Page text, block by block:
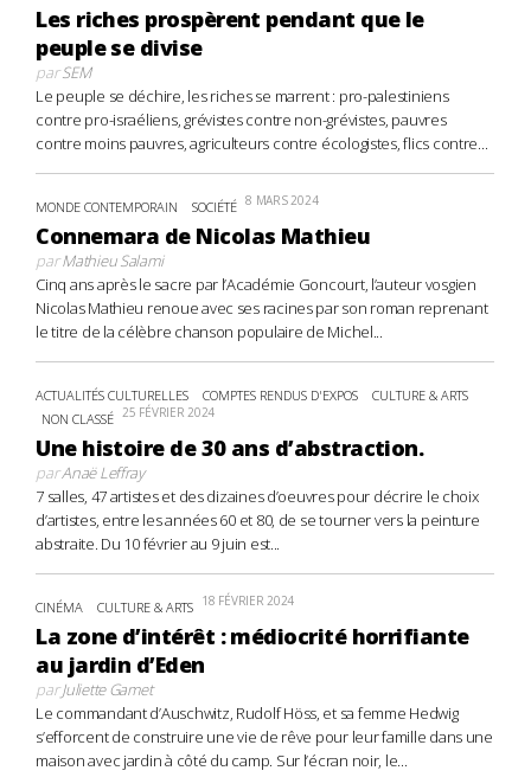
Les riches prospèrent pendant que le
peuple se divise
parSEM
Le peuple se déchire, les riches se marrent : pro-palestiniens
contre pro-israéliens, grévistes contre non-grévistes, pauvres
contre moins pauvres, agriculteurs contre écologistes, flics contre...
MONDE CONTEMPORAIN SOCIÉTÉ 8 MARS 2024
Connemara de Nicolas Mathieu
parMathieu Salami
Cinq ans après le sacre par l’Académie Goncourt, l’auteur vosgien
Nicolas Mathieu renoue avec ses racines par son roman reprenant
le titre de la célèbre chanson populaire de Michel...
ACTUALITÉS CULTURELLES COMPTES RENDUS D'EXPOS
CULTURE & ARTS
NON CLASSÉ 25 FÉVRIER 2024
Une histoire de 30 ans d’abstraction.
parAnaë Leffray
7 salles, 47 artistes et des dizaines d’oeuvres pour décrire le choix
d’artistes, entre les années 60 et 80, de se tourner vers la peinture
abstraite. Du 10 février au 9 juin est...
CINÉMA CULTURE & ARTS 18 FÉVRIER 2024
La zone d’intérêt : médiocrité horrifiante
au jardin d’Eden
parJuliette Gamet
Le commandant d’Auschwitz, Rudolf Höss, et sa femme Hedwig
s’efforcent de construire une vie de rêve pour leur famille dans une
maison avec jardin à côté du camp. Sur l’écran noir, le...